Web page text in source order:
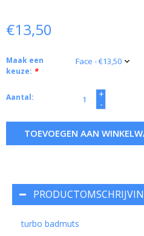
€13,50
Maak een
keuze: *
Aantal:
+
-
TOEVOEGEN AAN
turbo badmuts